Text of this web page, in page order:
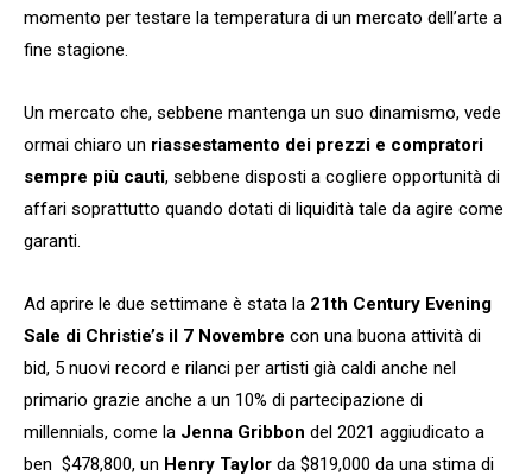
momento per testare la temperatura di un mercato dell’arte a
fine stagione.
Un mercato che, sebbene mantenga un suo dinamismo, vede
ormai chiaro un riassestamento dei prezzi e compratori
sempre più cauti, sebbene disposti a cogliere opportunità di
affari soprattutto quando dotati di liquidità tale da agire come
garanti.
Ad aprire le due settimane è stata la 21th Century Evening
Sale di Christie’s il 7 Novembre con una buona attività di
bid, 5 nuovi record e rilanci per artisti già caldi anche nel
primario grazie anche a un 10% di partecipazione di
millennials, come la Jenna Gribbon del 2021 aggiudicato a
ben $478,800, un Henry Taylor da $819,000 da una stima di